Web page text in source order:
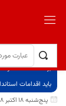
برگ نخست
باید اقدامات
پنج‌شنبه 18 اکتبر 2018